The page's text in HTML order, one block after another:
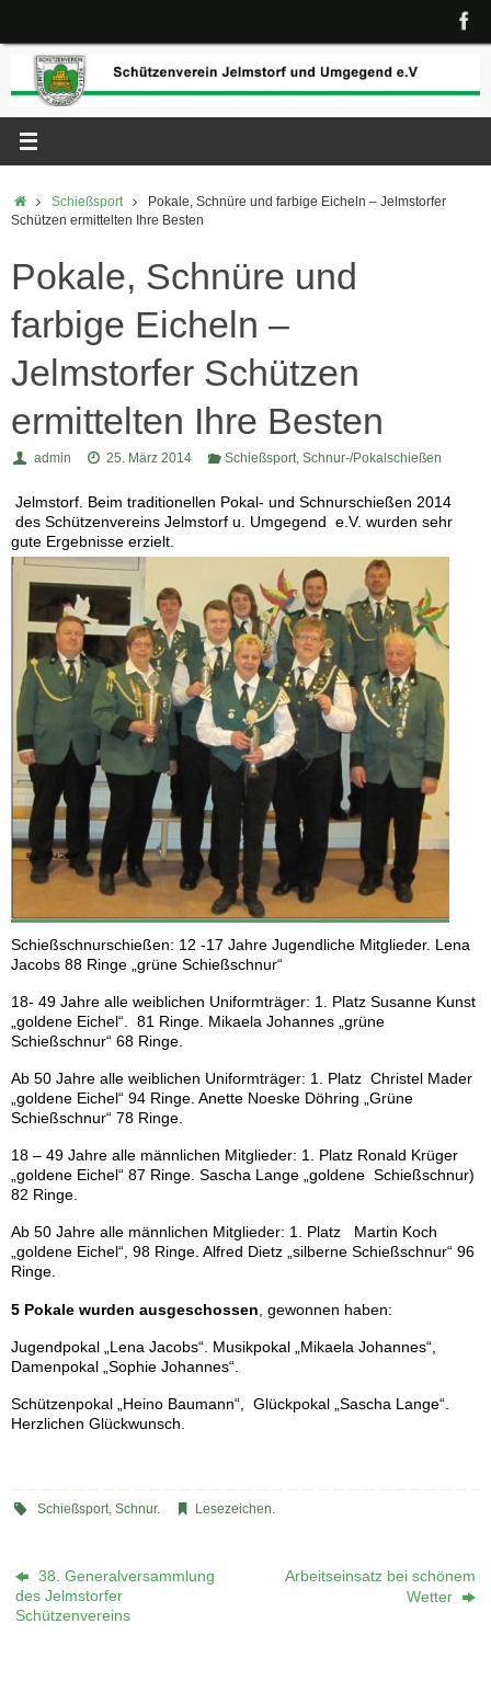
springen
StartSchießsport
Pokale, Schnüre und farbige Eicheln – Jelmstorfer
Schützen ermittelten Ihre Besten
Pokale, Schnüre und
farbige Eicheln –
Jelmstorfer Schützen
ermittelten Ihre Besten
admin 25. März 2014 Schießsport, Schnur-/Pokalschießen
Jelmstorf. Beim traditionellen Pokal- und Schnurschießen 2014
des Schützenvereins Jelmstorf u. Umgegend e.V. wurden sehr
gute Ergebnisse erzielt.
Schießschnurschießen: 12 -17 Jahre Jugendliche Mitglieder. Lena
Jacobs 88 Ringe „grüne Schießschnur“
18- 49 Jahre alle weiblichen Uniformträger: 1. Platz Susanne Kunst
„goldene Eichel“. 81 Ringe. Mikaela Johannes „grüne
Schießschnur“ 68 Ringe.
Ab 50 Jahre alle weiblichen Uniformträger: 1. Platz Christel Mader
„goldene Eichel“ 94 Ringe. Anette Noeske Döhring „Grüne
Schießschnur“ 78 Ringe.
18 – 49 Jahre alle männlichen Mitglieder: 1. Platz Ronald Krüger
„goldene Eichel“ 87 Ringe. Sascha Lange „goldene Schießschnur)
82 Ringe.
Ab 50 Jahre alle männlichen Mitglieder: 1. Platz Martin Koch
„goldene Eichel“, 98 Ringe. Alfred Dietz „silberne Schießschnur“ 96
Ringe.
5 Pokale wurden ausgeschossen , gewonnen haben:
Jugendpokal „Lena Jacobs“. Musikpokal „Mikaela Johannes“,
Damenpokal „Sophie Johannes“.
Schützenpokal „Heino Baumann“, Glückpokal „Sascha Lange“.
Herzlichen Glückwunsch.
Schießsport, Schnur. Lesezeichen.
38. Generalversammlung
des Jelmstorfer
Schützenvereins
Arbeitseinsatz bei schönem
Wetter